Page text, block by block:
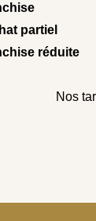
partiel
réduite
Nos